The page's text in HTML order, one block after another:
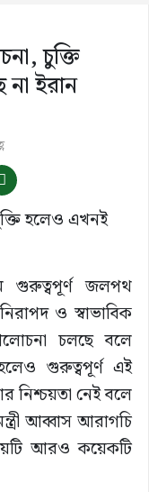
চুক্তি
ইরান
গুরুত্বপূর্ণ জলপথ
ও স্বাভাবিক
চলছে বলে
গুরুত্বপূর্ণ এই
নিশ্চয়তা নেই বলে
আব্বাস আরাগচি
আরও কয়েকটি